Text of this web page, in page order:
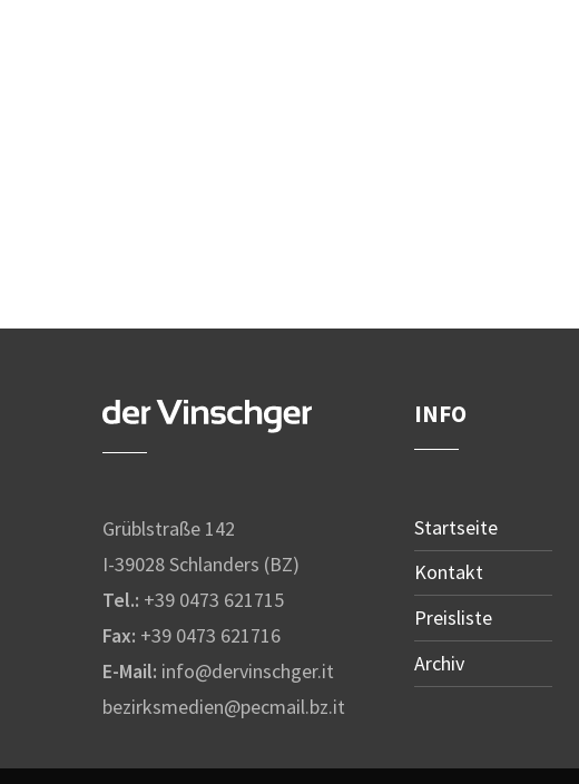
Grüblstraße 142
I-39028 Schlanders (BZ)
Tel.: +39 0473 621715
Fax: +39 0473 621716
E-Mail: info@dervinschger.it
bezirksmedien@pecmail.bz.it
INFO
Startseite
Kontakt
Preisliste
Archiv